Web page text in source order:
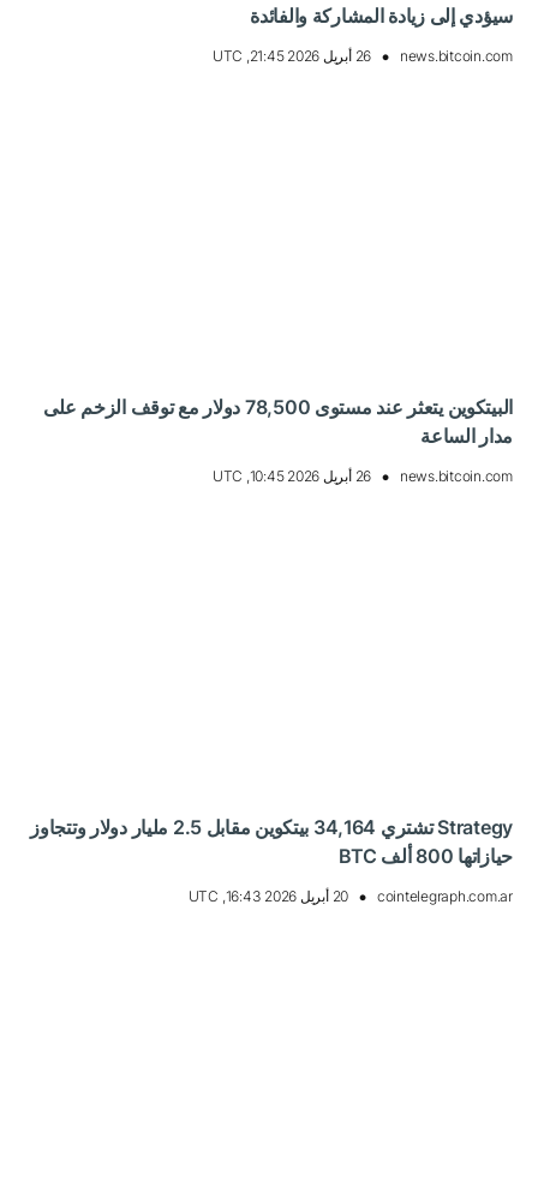
سيؤدي إلى زيادة المشاركة والفائدة
news.bitcoin.com 26 أبريل 2026 21:45, UTC
البيتكوين يتعثر عند مستوى 78,500 دولار مع توقف الزخم على
مدار الساعة
news.bitcoin.com 26 أبريل 2026 10:45, UTC
Strategy تشتري 34,164 بيتكوين مقابل 2.5 مليار دولار وتتجاوز
حيازاتها 800 ألف BTC
cointelegraph.com.ar 20 أبريل 2026 16:43, UTC